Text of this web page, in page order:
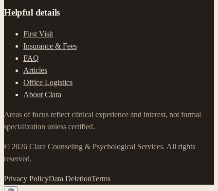
Helpful details
First Visit
Insurance & Fees
FAQ
Articles
Office Logistics
About Clara
Areas of focus reflect clinical experience and interest, not formal
specialization unless certified.
© 2026 Clara Counseling & Psychological Services. All rights
reserved.
Privacy PolicyData DeletionTerms